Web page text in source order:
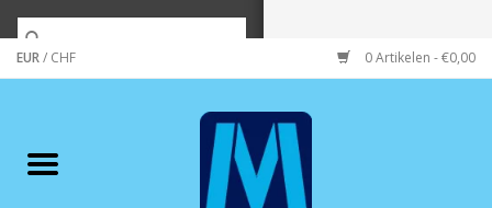
EUR/ CHF 0 Artikelen - €0,00
Merken